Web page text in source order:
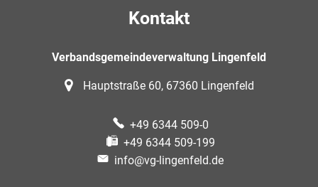
Kontakt
Verbandsgemeindeverwaltung Lingenfeld
Hauptstraße 60, 67360 Lingenfeld
+49 6344 509-0
+49 6344 509-199
info@vg-lingenfeld.de